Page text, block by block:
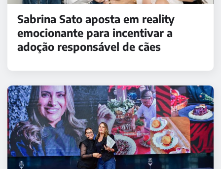
Sabrina Sato aposta em reality
emocionante para incentivar a
adoção responsável de cães